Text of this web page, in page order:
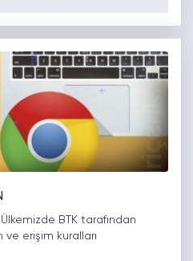
BTK tarafından
erişim kuralları